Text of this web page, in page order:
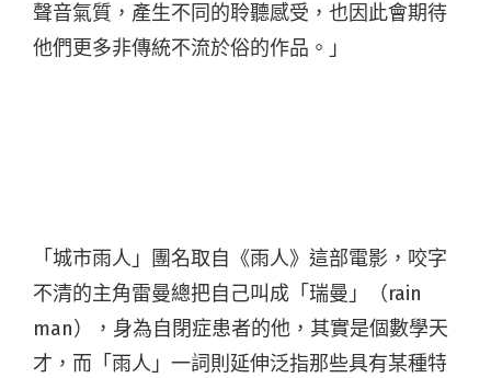
聲音氣質，產生不同的聆聽感受，也因此會期待
他們更多非傳統不流於俗的作品。」
「城市雨人」團名取自《雨人》這部電影，咬字
不清的主角雷曼總把自己叫成「瑞曼」（rain
man），身為自閉症患者的他，其實是個數學天
才，而「雨人」一詞則延伸泛指那些具有某種特